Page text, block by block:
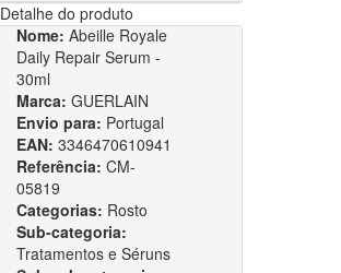
Detalhe do produto
Nome: Abeille Royale
Daily Repair Serum -
30ml
Marca: GUERLAIN
Envio para: Portugal
EAN: 3346470610941
Referência: CM-
05819
Categorias: Rosto
Sub-categoria:
Tratamentos e Séruns